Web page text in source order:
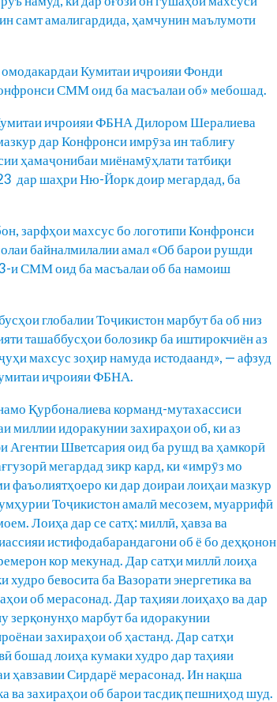
самт амалигардида, ҳамчунин маълумоти
Кумитаи иҷроияи Фонди
СММ оид ба масъалаи об» мебошад.
ичроияи ФБНА Дилором Шералиева
дар Конфронси имрӯза ин таблиғу
ҳамаҷонибаи миёнамӯҳлати татбиқи
дар шаҳри Ню-Йорк доир мегардад, ба
зарфҳои махсус бо логотипи Конфронси
байналмилалии амал «Об барои рушди
и СММ оид ба масъалаи об ба намоиш
глобалии Тоҷикистон марбут ба об низ
ташаббусҳои болозикр ба иштирокчиён аз
махсус зоҳир намуда истодаанд», — афзуд
иҷроияи ФБНА.
Қурбоналиева корманд-мутахассиси
миллии идоракунии захираҳои об, ки аз
Агентии Шветсария оид ба рушд ва ҳамкорӣ
мегардад зикр кард, ки «имрӯз мо
фаъолиятҳоеро ки дар доираи лоиҳаи мазкур
Тоҷикистон амалӣ месозем, муаррифӣ
Лоиҳа дар се сатҳ: миллӣ, ҳавза ва
истифодабарандагони об ё бо деҳқонон
кор мекунад. Дар сатҳи миллӣ лоиҳа
худро бевосита ба Вазорати энергетика ва
об мерасонад. Дар таҳияи лоиҳаҳо ва дар
зерқонунҳо марбут ба идоракунии
захираҳои об ҳастанд. Дар сатҳи
бошад лоиҳа кумаки худро дар таҳияи
ҳавзавии Сирдарё мерасонад. Ин нақша
ва захираҳои об барои тасдиқ пешниҳод шуд.